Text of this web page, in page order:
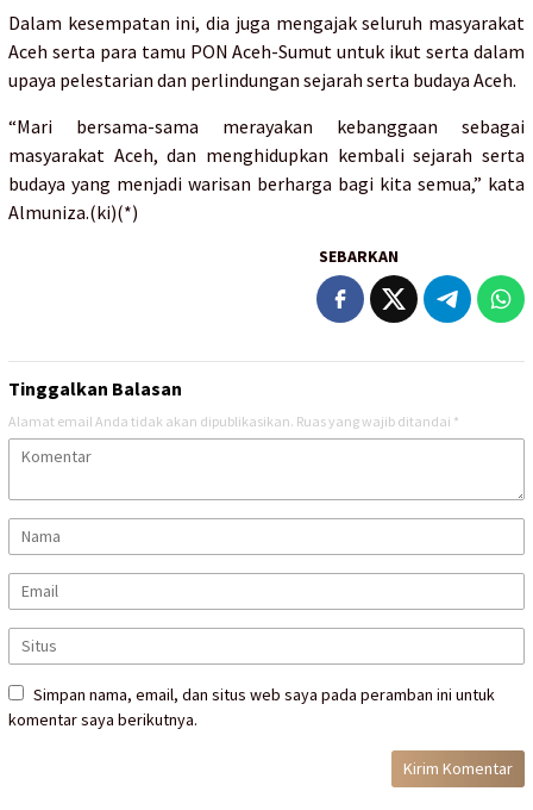
Dalam kesempatan ini, dia juga mengajak seluruh masyarakat
Aceh serta para tamu PON Aceh-Sumut untuk ikut serta dalam
upaya pelestarian dan perlindungan sejarah serta budaya Aceh.
“Mari bersama-sama merayakan kebanggaan sebagai
masyarakat Aceh, dan menghidupkan kembali sejarah serta
budaya yang menjadi warisan berharga bagi kita semua,” kata
Almuniza.(ki)(*)
SEBARKAN
Tinggalkan Balasan
Alamat email Anda tidak akan dipublikasikan. Ruas yang wajib ditandai *
Simpan nama, email, dan situs web saya pada peramban ini untuk
komentar saya berikutnya.